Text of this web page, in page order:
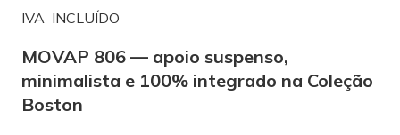
IVA INCLUÍDO
MOVAP 806 — apoio suspenso,
minimalista e 100% integrado na Coleção
Boston